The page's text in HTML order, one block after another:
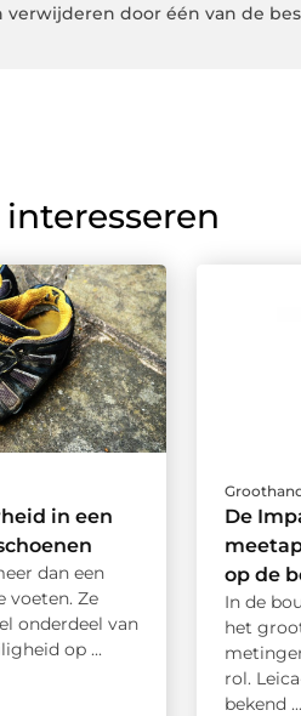
verwijderen door één van de
in een
dan een
voeten. Ze
onderdeel van
op ...
De
op de
In de
het
rol.
bekend ...